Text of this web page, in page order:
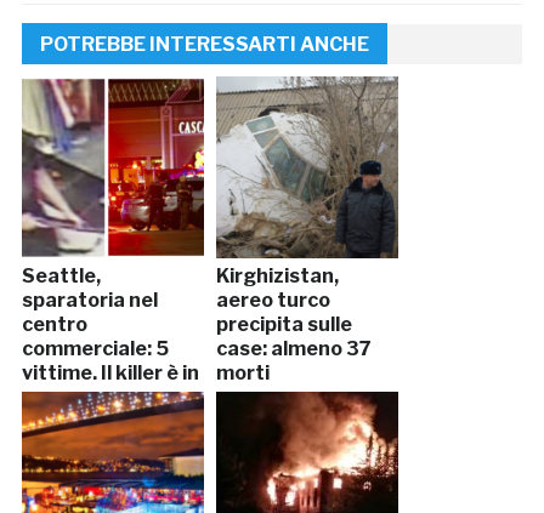
POTREBBE INTERESSARTI ANCHE
Seattle,
sparatoria nel
centro
commerciale: 5
vittime. Il killer è in
fuga
Kirghizistan,
aereo turco
precipita sulle
case: almeno 37
morti